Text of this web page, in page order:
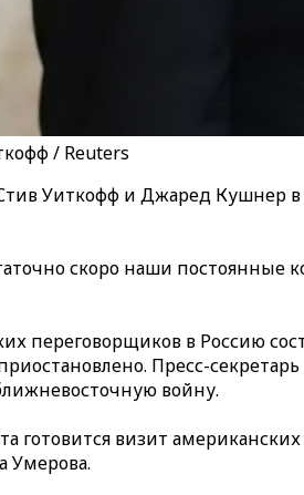
/ Reuters
Уиткофф и Джаред Кушнер
скоро наши постоянные
переговорщиков в Россию
Пресс-
войну.
готовится визит
Умерова.